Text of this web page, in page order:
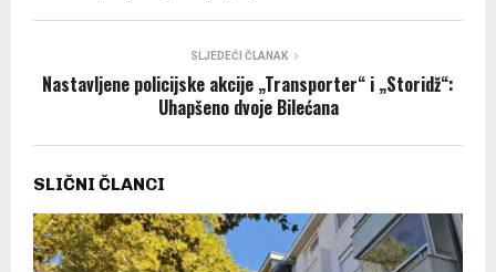
SLJEDEĆI ČLANAK
Nastavljene policijske akcije „Transporter“ i „Storidž“:
Uhapšeno dvoje Bilećana
SLIČNI ČLANCI